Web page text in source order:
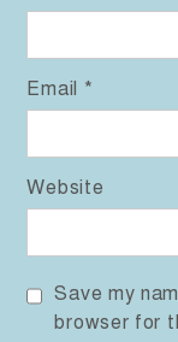
Email *
Website
Save my
browser for